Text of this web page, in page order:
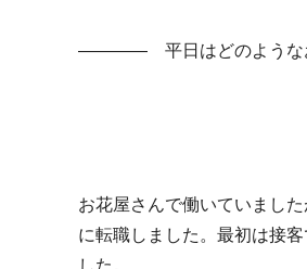
―――― 平日はどのようなお
お花屋さんで働いていまし
に転職しました。最初は接
した。